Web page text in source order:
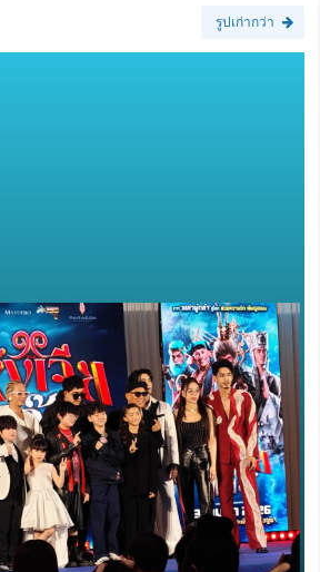
รูปเก่ากว่า